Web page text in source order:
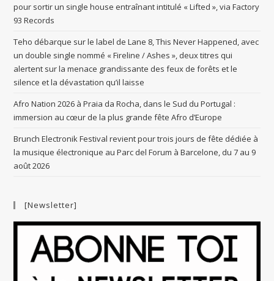
pour sortir un single house entraînant intitulé « Lifted », via Factory
93 Records
Teho débarque sur le label de Lane 8, This Never Happened, avec
un double single nommé « Fireline / Ashes », deux titres qui
alertent sur la menace grandissante des feux de forêts et le
silence et la dévastation qu’il laisse
Afro Nation 2026 à Praia da Rocha, dans le Sud du Portugal :
immersion au cœur de la plus grande fête Afro d’Europe
Brunch Electronik Festival revient pour trois jours de fête dédiée à
la musique électronique au Parc del Forum à Barcelone, du 7 au 9
août 2026
[Newsletter]